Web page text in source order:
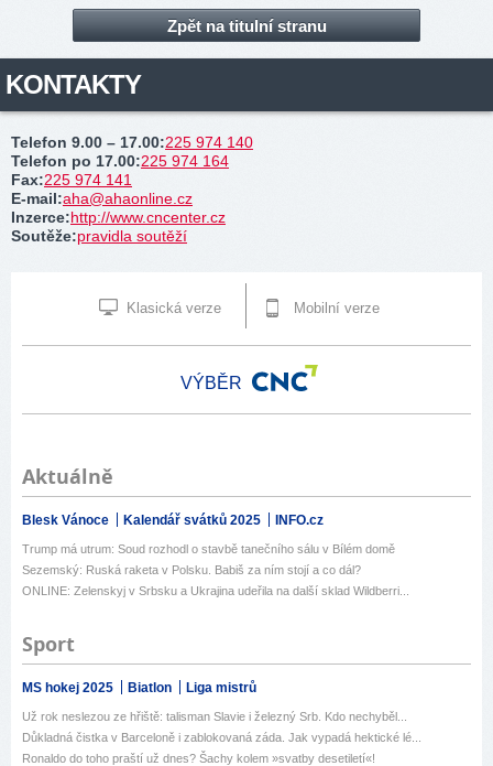
Zpět na titulní stranu
KONTAKTY
Telefon 9.00 – 17.00:225 974 140
Telefon po 17.00:225 974 164
Fax:225 974 141
E-mail:aha@ahaonline.cz
Inzerce:http://www.cncenter.cz
Soutěže:pravidla soutěží
Klasická verze Mobilní verze
VÝBĚR
Aktuálně
Blesk Vánoce Kalendář svátků 2025 INFO.cz
Trump má utrum: Soud rozhodl o stavbě tanečního sálu v Bílém domě
Sezemský: Ruská raketa v Polsku. Babiš za ním stojí a co dál?
ONLINE: Zelenskyj v Srbsku a Ukrajina udeřila na další sklad Wildberri...
Sport
MS hokej 2025 Biatlon Liga mistrů
Už rok neslezou ze hřiště: talisman Slavie i železný Srb. Kdo nechyběl...
Důkladná čistka v Barceloně i zablokovaná záda. Jak vypadá hektické lé...
Ronaldo do toho praští už dnes? Šachy kolem »svatby desetiletí«!